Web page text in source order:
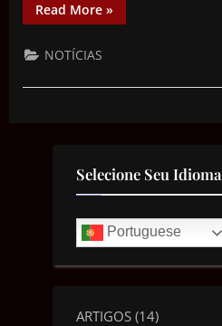
Read More »
NOTÍCIAS
Selecione Seu Idioma
Portuguese
ARTIGOS (14)